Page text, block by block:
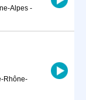
Alpes -
Rhône-